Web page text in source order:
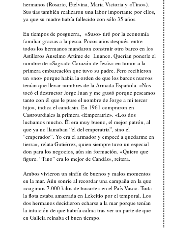
hermanos (Rosario, Etelvina, María Victoria y «Tino»).
Sus tías también realizaron una labor importante por ellos,
ya que su madre había fallecido con sólo 35 años.
En tiempos de posguerra, «Suso» tiró por la economía
familiar gracias a la pesca. Pocos años después, entre
todos los hermanos mandaron construir otro barco en los
Astilleros Anselmo Artime de Luanco. Querían ponerle el
nombre de «Sagrado Corazón de Jesús» en honor a la
primera embarcación que tuvo su padre. Pero recibieron
un «no» porque había la orden de que los barcos nuevos
tenían que llevar nombres de la Armada Española. «Nos
tocó el destructor Jorge Juan y me gustó porque pescamos
tanto con él que le puse el nombre de Jorge a mi tercer
hijo», indica el candasín. En 1961 compraron en
Castrourdiales la primera «Emperatriz». «Los dos
luchamos mucho. Él era muy bueno, el mejor patrón, al
que ya no llamaban “el del emperatriz”, sino el
“emperador”. Yo era el armador y empecé a quedarme en
tierra», relata Gutiérrez, quien siempre tuvo un especial
don para los negocios, aún sin formación. «Quiero que
figure. “Tino” era lo mejor de Candás», reitera.
Ambos vivieron un sinfín de buenos y malos momentos
en la mar. Aún sonríe al recordar una campaña en la que
«cogimos 7.000 kilos de bocarte» en el País Vasco. Toda
la flota estaba amarrada en Lekeitio por el temporal. Los
dos hermanos decidieron echarse a la mar porque tenían
la intuición de que habría calma tras ver un parte de que
en Galicia reinaba el buen tiempo.